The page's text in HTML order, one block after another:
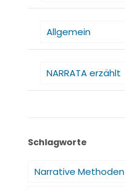
Allgemein
NARRATA erzählt
Schlagworte
Narrative Methoden